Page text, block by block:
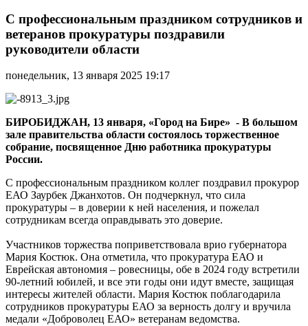
профессиональным
праздником
сотрудников
и
прокуратуры
руководители
С профессиональным праздником сотрудников и
ветеранов прокуратуры поздравили
руководители области
понедельник, 13 января 2025 19:17
БИРОБИДЖАН, 13 января, «Город на Бире» - В большом
зале правительства области состоялось торжественное
собрание, посвященное Дню работника прокуратуры
России.
С профессиональным праздником коллег поздравил прокурор
ЕАО Заурбек Джанхотов. Он подчеркнул, что сила
прокуратуры – в доверии к ней населения, и пожелал
сотрудникам всегда оправдывать это доверие.
Участников торжества поприветствовала врио губернатора
Мария Костюк. Она отметила, что прокуратура ЕАО и
Еврейская автономия – ровесницы, обе в 2024 году встретили
90-летний юбилей, и все эти годы они идут вместе, защищая
интересы жителей области. Мария Костюк поблагодарила
сотрудников прокуратуры ЕАО за верность долгу и вручила
медали «Доброволец ЕАО» ветеранам ведомства.